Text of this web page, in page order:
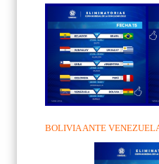
BOLIVIA ANTE